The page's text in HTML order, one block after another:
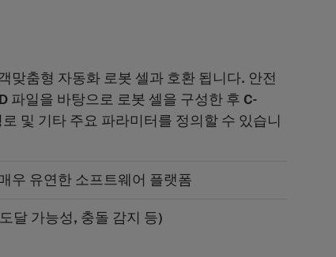
맞춤형 자동화 로봇 셀과 호환 됩니다. 안전
파일을 바탕으로 로봇 셀을 구성한 후 C-
및 기타 주요 파라미터를 정의할 수 있습니
우 유연한 소프트웨어 플랫폼
달 가능성, 충돌 감지 등)